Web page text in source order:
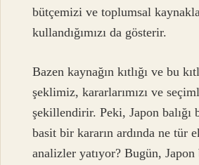
bütçemizi ve toplumsal
kullandığımızı da gösterir.
Bazen kaynağın kıtlığı ve bu
şeklimiz, kararlarımızı ve
şekillendirir. Peki, Japon balığı
basit bir kararın ardında ne tür
analizler yatıyor? Bugün, Japon